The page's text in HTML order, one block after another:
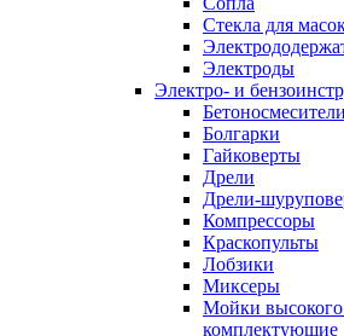
Стекла для
Электроды
Электро- и
Бетоносмесители
Болгарки
Гайковерты
Дрели
Дрели-
Компрессоры
Краскопульты
Лобзики
Миксеры
Мойки высокого
комплектующие